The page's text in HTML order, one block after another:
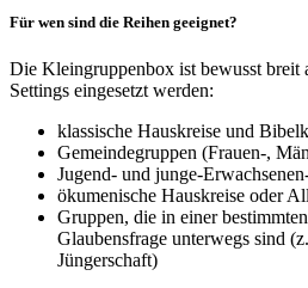
Für wen sind die Reihen geeignet?
Die Kleingruppenbox ist bewusst breit
Settings eingesetzt werden:
klassische Hauskreise und
Gemeindegruppen (Frauen-,
Jugend- und junge-
ökumenische Hauskreise oder
Gruppen, die in einer
Glaubensfrage unterwegs sind
Jüngerschaft)